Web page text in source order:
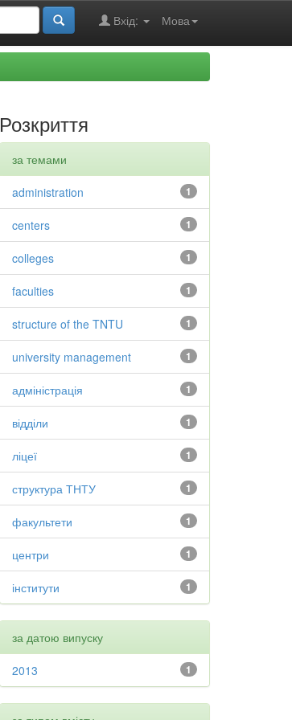
Мова
Вхід:
Розкриття
за темами
1
administration
1
centers
1
colleges
1
faculties
1
structure of the TNTU
1
university management
1
адміністрація
1
відділи
1
ліцеї
1
структура ТНТУ
1
факультети
1
центри
1
інститути
за датою випуску
1
2013